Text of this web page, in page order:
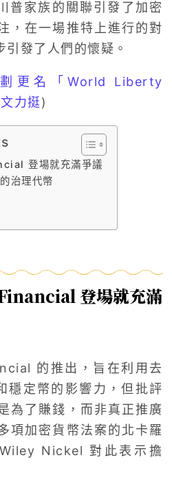
普家族的關聯引發了加密
，在一場推特上進行的對
發了人們的懷疑。
更名「World Liberty
力挺)
登場就充滿爭議
治理代幣
登場就充滿
的推出，旨在利用去
穩定幣的影響力，但批評
為了賺錢，而非真正推廣
項加密貨幣法案的北卡羅
Nickel 對此表示擔